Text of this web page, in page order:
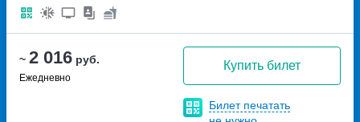
~ 2 016 руб.
Ежедневно
Купить билет
Билет печатать